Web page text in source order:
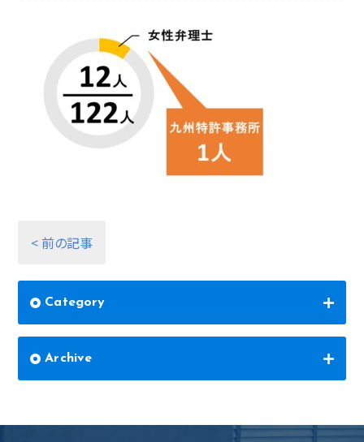
< 前の記事
Category
Archive